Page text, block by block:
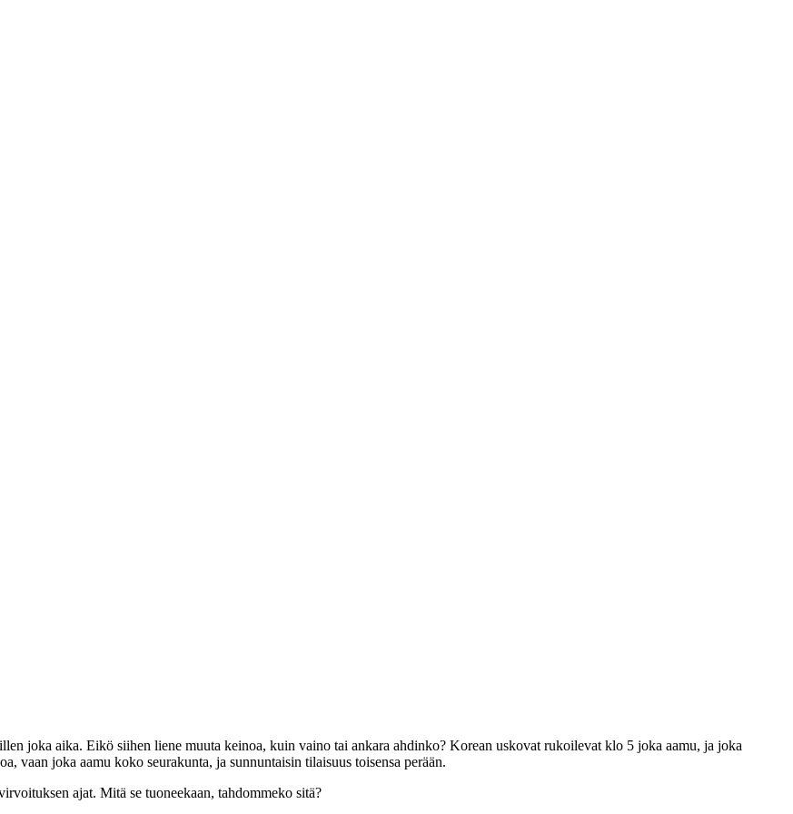
joka aika. Eikö siihen liene muuta keinoa, kuin vaino tai ankara ahdinko? Korean uskovat rukoilevat klo 5 joka aamu, ja joka
vaan joka aamu koko seurakunta, ja sunnuntaisin tilaisuus toisensa perään.
ajat. Mitä se tuoneekaan, tahdommeko sitä?